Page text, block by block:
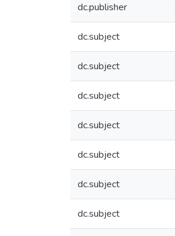
dc.publisher
dc.subject
dc.subject
dc.subject
dc.subject
dc.subject
dc.subject
dc.subject